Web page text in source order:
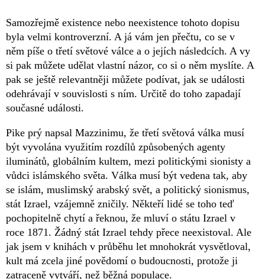
Samozřejmě existence nebo neexistence tohoto dopisu
byla velmi kontroverzní. A já vám jen přečtu, co se v
něm píše o třetí světové válce a o jejích následcích. A vy
si pak můžete udělat vlastní názor, co si o něm myslíte. A
pak se ještě relevantněji můžete podívat, jak se události
odehrávají v souvislosti s ním. Určitě do toho zapadají
současné události.
Pike prý napsal Mazzinimu, že třetí světová válka musí
být vyvolána využitím rozdílů způsobených agenty
iluminátů, globálním kultem, mezi politickými sionisty a
vůdci islámského světa. Válka musí být vedena tak, aby
se islám, muslimský arabský svět, a politický sionismus,
stát Izrael, vzájemně zničily. Někteří lidé se toho teď
pochopitelně chytí a řeknou, že mluví o státu Izrael v
roce 1871. Žádný stát Izrael tehdy přece neexistoval. Ale
jak jsem v knihách v průběhu let mnohokrát vysvětloval,
kult má zcela jiné povědomí o budoucnosti, protože ji
zatraceně vytváří, než běžná populace.